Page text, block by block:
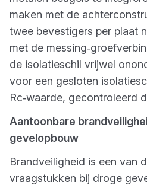
maken met de
twee bevestigers per plaat
met de
de isolatieschil vrijwel
voor een gesloten
Rc‑waarde, gecontroleerd
Aantoonbare
gevelopbouw
Brandveiligheid is een van
vraagstukken bij droge